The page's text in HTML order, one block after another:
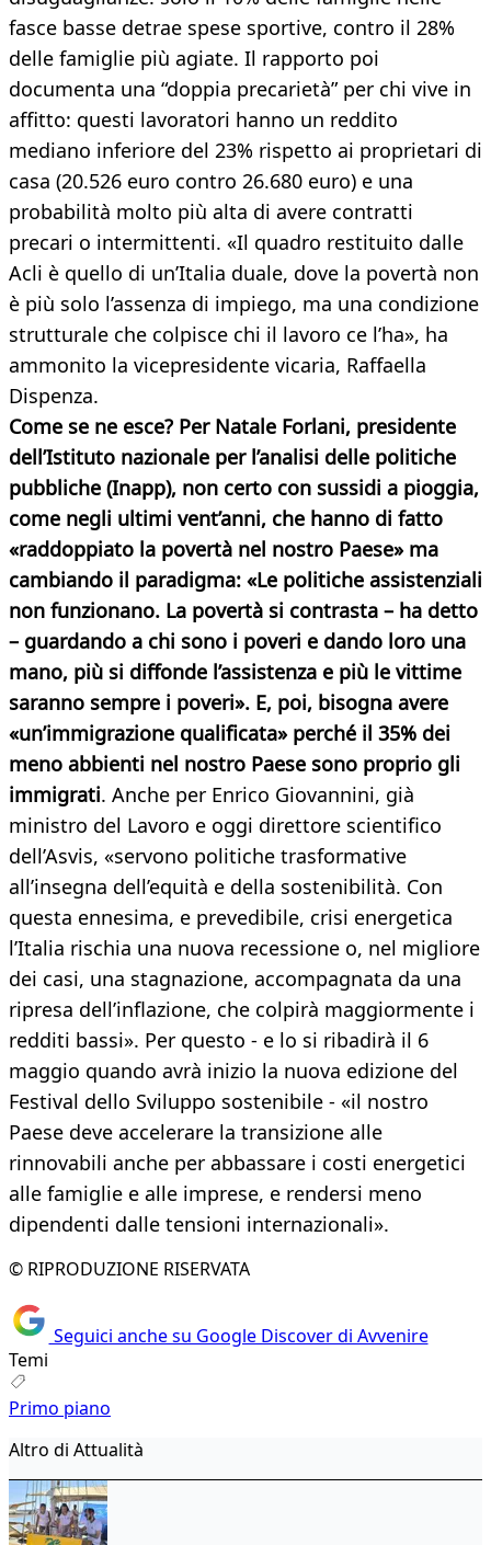
fasce basse detrae spese sportive, contro il 28%
delle famiglie più agiate. Il rapporto poi
documenta una “doppia precarietà” per chi vive in
affitto: questi lavoratori hanno un reddito
mediano inferiore del 23% rispetto ai proprietari di
casa (20.526 euro contro 26.680 euro) e una
probabilità molto più alta di avere contratti
precari o intermittenti. «Il quadro restituito dalle
Acli è quello di un’Italia duale, dove la povertà non
è più solo l’assenza di impiego, ma una condizione
strutturale che colpisce chi il lavoro ce l’ha», ha
ammonito la vicepresidente vicaria, Raffaella
Dispenza.
Come se ne esce? Per Natale Forlani, presidente
dell’Istituto nazionale per l’analisi delle politiche
pubbliche (Inapp), non certo con sussidi a pioggia,
come negli ultimi vent’anni, che hanno di fatto
«raddoppiato la povertà nel nostro Paese» ma
cambiando il paradigma: «Le politiche assistenziali
non funzionano. La povertà si contrasta – ha detto
– guardando a chi sono i poveri e dando loro una
mano, più si diffonde l’assistenza e più le vittime
saranno sempre i poveri». E, poi, bisogna avere
«un’immigrazione qualificata» perché il 35% dei
meno abbienti nel nostro Paese sono proprio gli
immigrati. Anche per Enrico Giovannini, già
ministro del Lavoro e oggi direttore scientifico
dell’Asvis, «servono politiche trasformative
all’insegna dell’equità e della sostenibilità. Con
questa ennesima, e prevedibile, crisi energetica
l’Italia rischia una nuova recessione o, nel migliore
dei casi, una stagnazione, accompagnata da una
ripresa dell’inflazione, che colpirà maggiormente i
redditi bassi». Per questo - e lo si ribadirà il 6
maggio quando avrà inizio la nuova edizione del
Festival dello Sviluppo sostenibile - «il nostro
Paese deve accelerare la transizione alle
rinnovabili anche per abbassare i costi energetici
alle famiglie e alle imprese, e rendersi meno
dipendenti dalle tensioni internazionali».
© RIPRODUZIONE RISERVATA
Seguici anche su Google Discover di Avvenire
Temi
Primo piano
Altro di Attualità